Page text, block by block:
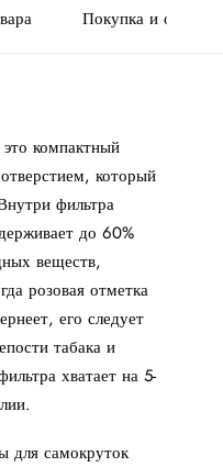
Покупка и оплата
компактный
который
фильтра
до 60%
веществ,
розовая отметка
его следует
табака и
хватает на 5-
для самокруток